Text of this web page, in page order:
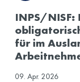
INPS/NISF:
für im
09. Apr. 2026